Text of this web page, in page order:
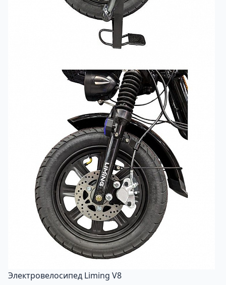
Электровелосипед Liming V8